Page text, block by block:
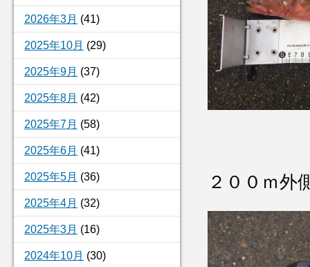
2026年3月 (41)
2025年10月 (29)
2025年9月 (37)
2025年8月 (42)
2025年7月 (58)
2025年6月 (41)
2025年5月 (36)
2025年4月 (32)
2025年3月 (16)
2024年10月 (30)
２００ｍ